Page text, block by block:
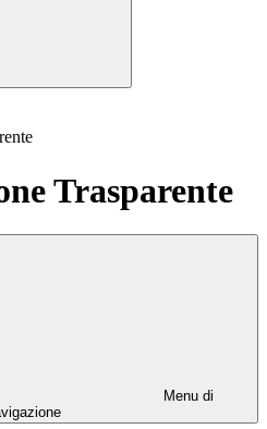
Trasparente
Menu di